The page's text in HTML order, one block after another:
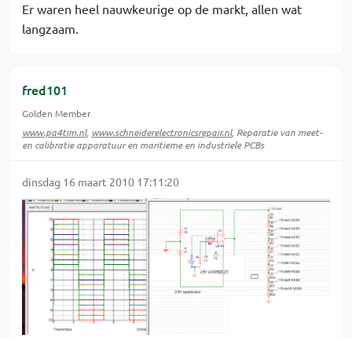
Er waren heel nauwkeurige op de markt, allen wat
langzaam.
fred101
Golden Member
www.pa4tim.nl, www.schneiderelectronicsrepair.nl, Reparatie van meet-
en calibratie apparatuur en maritieme en industriele PCBs
dinsdag 16 maart 2010 17:11:20